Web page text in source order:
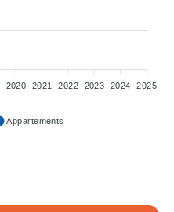
2020 2021 2022 2023 2024 2025
Appartements